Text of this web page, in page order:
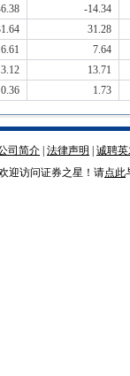
-14.34
31.28
6.61
7.64
13.71
0.36 1.73
司简介 法律声明
诚聘
迎访问证券之星！请点此